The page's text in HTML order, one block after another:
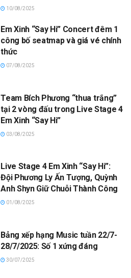
10/08/2025
Em Xinh “Say Hi” Concert đêm 1
công bố seatmap và giá vé chính
thức
07/08/2025
Team Bích Phương “thua trắng”
tại 2 vòng đấu trong Live Stage 4
Em Xinh “Say Hi”
03/08/2025
Live Stage 4 Em Xinh “Say Hi”:
Đội Phương Ly Ấn Tượng, Quỳnh
Anh Shyn Giữ Chuỗi Thành Công
01/08/2025
Bảng xếp hạng Music tuần 22/7-
28/7/2025: Số 1 xứng đáng
30/07/2025